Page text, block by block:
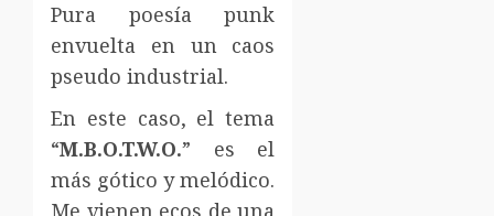
Pura poesía punk
envuelta en un caos
pseudo industrial.
En este caso, el tema
“M.B.O.T.W.O.” es el
más gótico y melódico.